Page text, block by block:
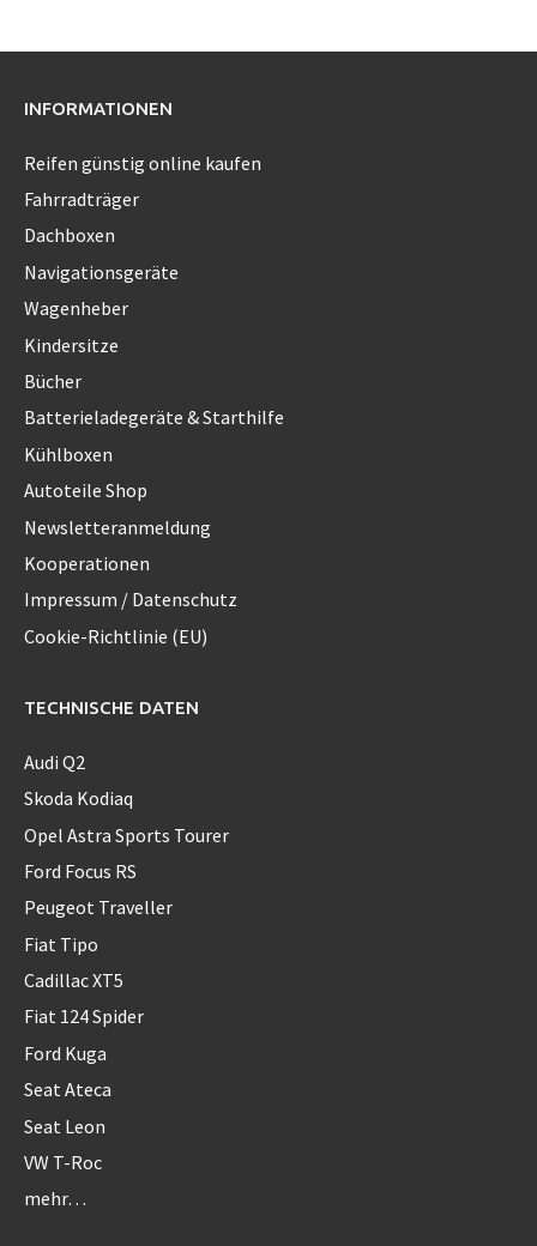
INFORMATIONEN
Reifen günstig online kaufen
Fahrradträger
Dachboxen
Navigationsgeräte
Wagenheber
Kindersitze
Bücher
Batterieladegeräte & Starthilfe
Kühlboxen
Autoteile Shop
Newsletteranmeldung
Kooperationen
Impressum / Datenschutz
Cookie-Richtlinie (EU)
TECHNISCHE DATEN
Audi Q2
Skoda Kodiaq
Opel Astra Sports Tourer
Ford Focus RS
Peugeot Traveller
Fiat Tipo
Cadillac XT5
Fiat 124 Spider
Ford Kuga
Seat Ateca
Seat Leon
VW T-Roc
mehr…